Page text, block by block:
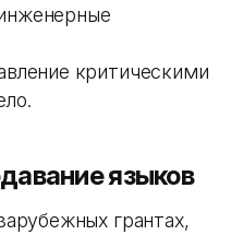
критическими
языков
грантах,